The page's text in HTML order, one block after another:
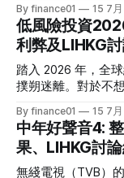
息的預期再度升溫。 當定期存款利率逐漸從高位回落，
將資金轉投至能夠
資理財的核心課題
數據，盤點港股、
具，並深度拆解背
格價與部署，以下
收息產品進行系統性匯總： 範疇代號 / 名
估算年化股息率 /
動 (00941)通訊藍
By finance01 15 7
低風險投資
利弊及LIHKG
踏入 2026 年，全
撲朔迷離。對於不
場目前有相當多穩
香港最新主流低風
（LIHKG）「財經
價！ 2026年香港熱門低風險投資工具一覽 在香港，低風險投
By finance01 15 7
中年好聲音4:
果、LIHKG討
無綫電視（TVB）